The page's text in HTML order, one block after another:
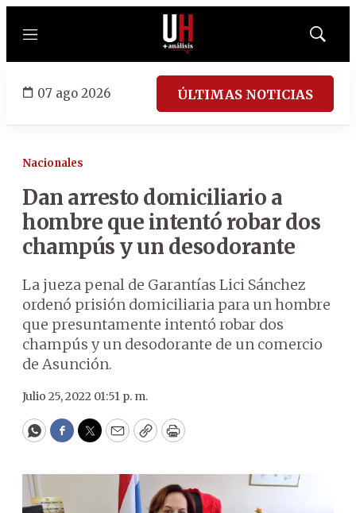
Menú
Mostrar
07 ago 2026 ÚLTIMAS NOTICIAS
Nacionales
Dan arresto domiciliario a
hombre que intentó robar dos
champús y un desodorante
La jueza penal de Garantías Lici Sánchez
ordenó prisión domiciliaria para un hombre
que presuntamente intentó robar dos
champús y un desodorante de un comercio
de Asunción.
Julio 25, 2022 01:51 p. m.
WhatsApp
Facebook
Twitter
EmailCopyPrint